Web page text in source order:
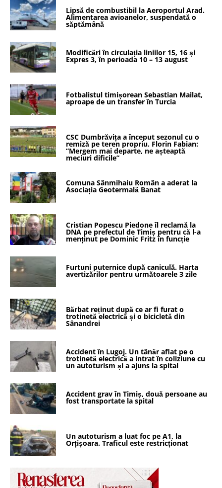
Lipsă de combustibil la Aeroportul Arad.
Alimentarea avioanelor, suspendată o
săptămână
Modificări în circulația liniilor 15, 16 și
Expres 3, în perioada 10 – 13 august
Fotbalistul timișorean Sebastian Mailat,
aproape de un transfer în Turcia
CSC Dumbrăvița a început sezonul cu o
remiză pe teren propriu. Florin Fabian:
”Mergem mai departe, ne așteaptă
meciuri dificile”
Comuna Sânmihaiu Român a aderat la
Asociația Geotermală Banat
Cristian Popescu Piedone îl reclamă la
DNA pe prefectul de Timiș pentru că l-a
menținut pe Dominic Fritz în funcție
Furtuni puternice după caniculă. Harta
avertizărilor pentru următoarele 3 zile
Bărbat reținut după ce ar fi furat o
trotinetă electrică și o bicicletă din
Sânandrei
Accident în Lugoj. Un tânăr aflat pe o
trotinetă electrică a intrat în coliziune cu
un autoturism și a ajuns la spital
Accident grav în Timiș, două persoane au
fost transportate la spital
Un autoturism a luat foc pe A1, la
Orțișoara. Traficul este restricționat